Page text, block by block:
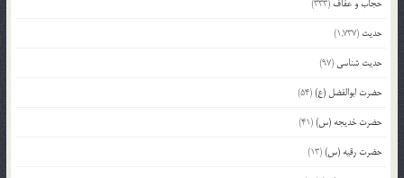
حجاب و عفاف (333)
حدیث (1,737)
حدیث شناسی (97)
حضرت ابوالفضل (ع)(54)
حضرت خدیجه (س)(41)
حضرت رقیه (س)(13)